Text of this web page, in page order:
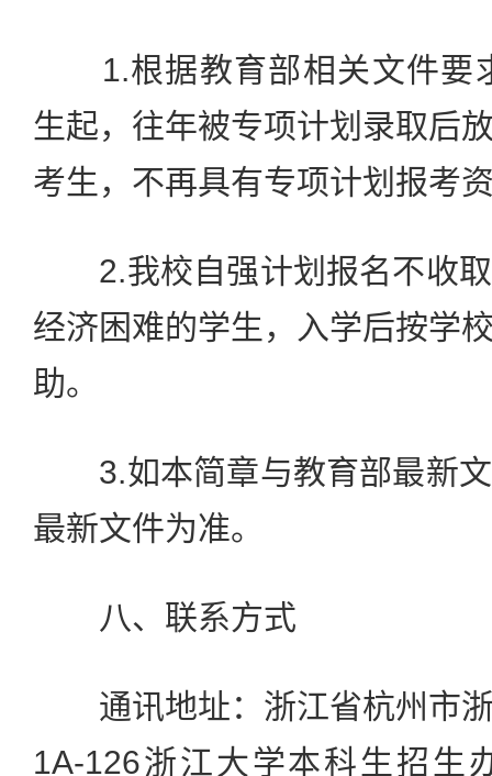
1.根据教育部相关文件要
生起，往年被专项计划录取后
考生，不再具有专项计划报考
2.我校自强计划报名不收取
经济困难的学生，入学后按学
助。
3.如本简章与教育部最新文
最新文件为准。
八、联系方式
通讯地址：浙江省杭州市浙
1A-126浙江大学本科生招生